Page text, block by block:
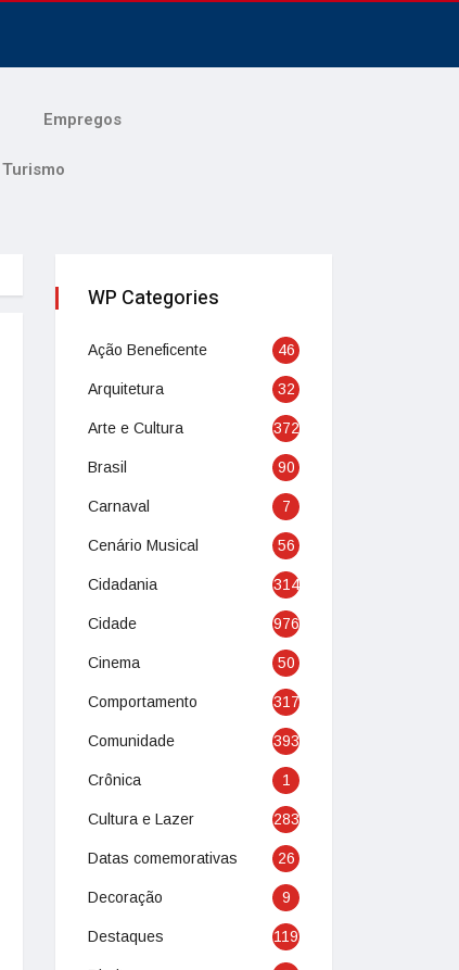
Empregos
Turismo
WP Categories
Ação Beneficente 46
Arquitetura 32
Arte e Cultura 372
Brasil 90
Carnaval 7
Cenário Musical 56
Cidadania 314
Cidade 976
Cinema 50
Comportamento 317
Comunidade 393
Crônica 1
Cultura e Lazer 283
Datas comemorativas 26
Decoração 9
Destaques 119